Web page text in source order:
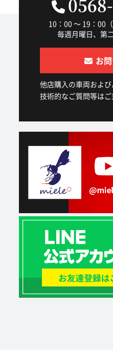
10：00 ～ 19：00
毎週月曜日、第
お
他店購入の車両および
技術的なご質問等はご